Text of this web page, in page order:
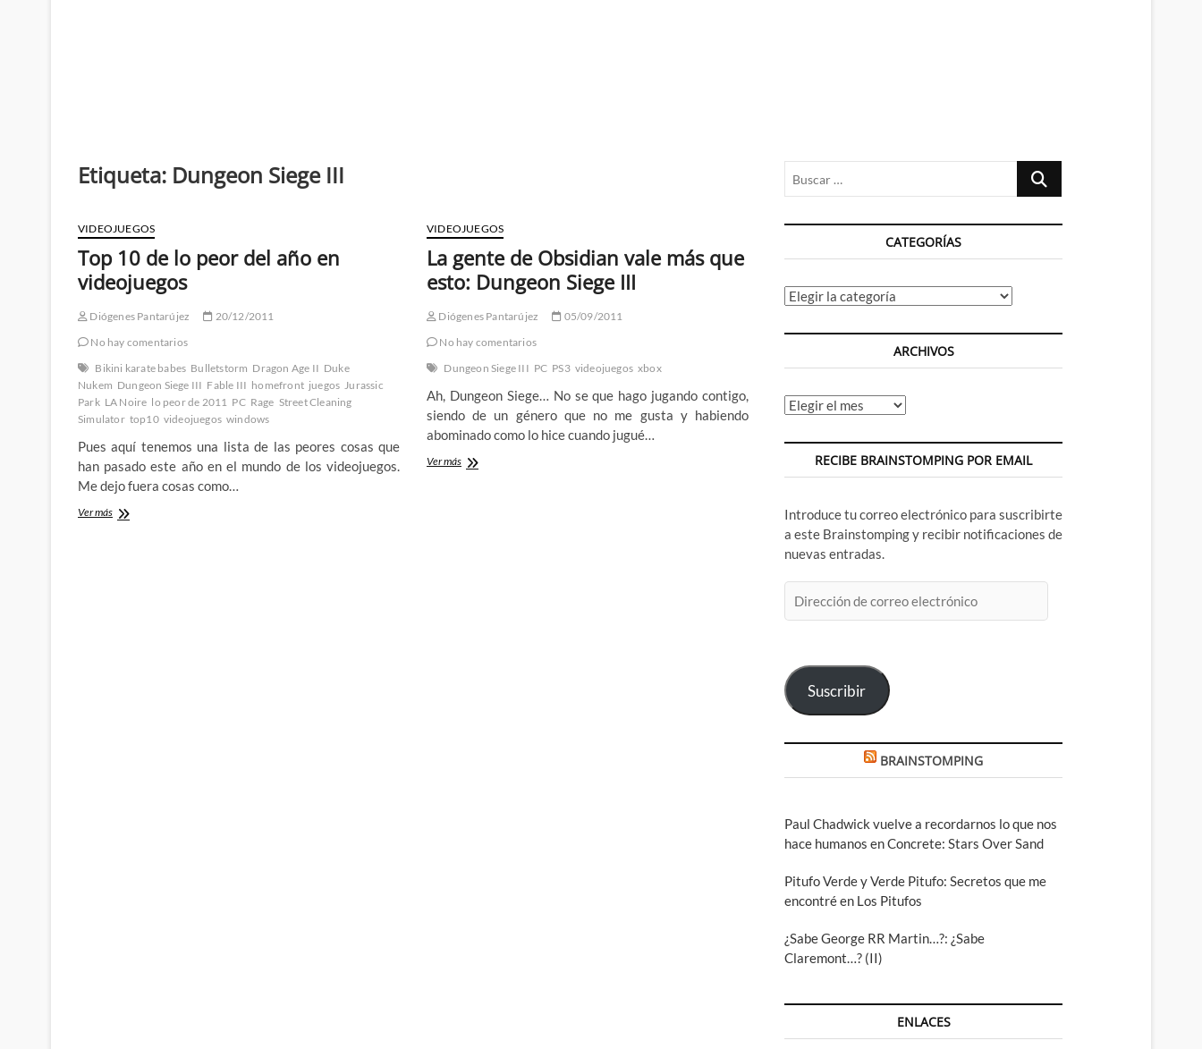
Etiqueta: Dungeon Siege III
VIDEOJUEGOS
Top 10 de lo peor del año en
videojuegos
Diógenes Pantarújez
20/12/2011
No hay comentarios
Bikini karate babes Bulletstorm Dragon Age II Duke
Nukem Dungeon Siege III Fable III homefront juegos Jurassic
Park LA Noire lo peor de 2011 PC Rage Street Cleaning
Simulator top10 videojuegos windows
Pues aquí tenemos una lista de las peores cosas que
han pasado este año en el mundo de los videojuegos.
Me dejo fuera cosas como…
Ver másTop
VIDEOJUEGOS
La gente de Obsidian vale más que
esto: Dungeon Siege III
Diógenes Pantarújez
05/09/2011
No hay comentarios
Dungeon Siege III PC PS3 videojuegos xbox
Ah, Dungeon Siege… No se que hago jugando contigo,
siendo de un género que no me gusta y habiendo
abominado como lo hice cuando jugué…
Ver másLa
Buscar
CATEGORÍAS
Categorías
ARCHIVOS
Archivos
RECIBE BRAINSTOMPING POR EMAIL
Introduce tu correo electrónico para suscribirte
a este Brainstomping y recibir notificaciones de
nuevas entradas.
de
Suscribir
BRAINSTOMPING
Paul Chadwick vuelve a recordarnos lo que nos
hace humanos en Concrete: Stars Over Sand
Pitufo Verde y Verde Pitufo: Secretos que me
encontré en Los Pitufos
¿Sabe George RR Martin…?: ¿Sabe
Claremont…? (II)
ENLACES